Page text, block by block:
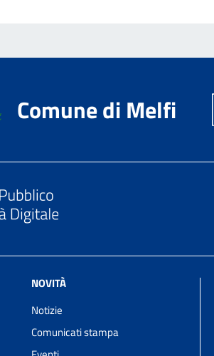
Comune di Melfi
NOVITÀ
Notizie
Comunicati stampa